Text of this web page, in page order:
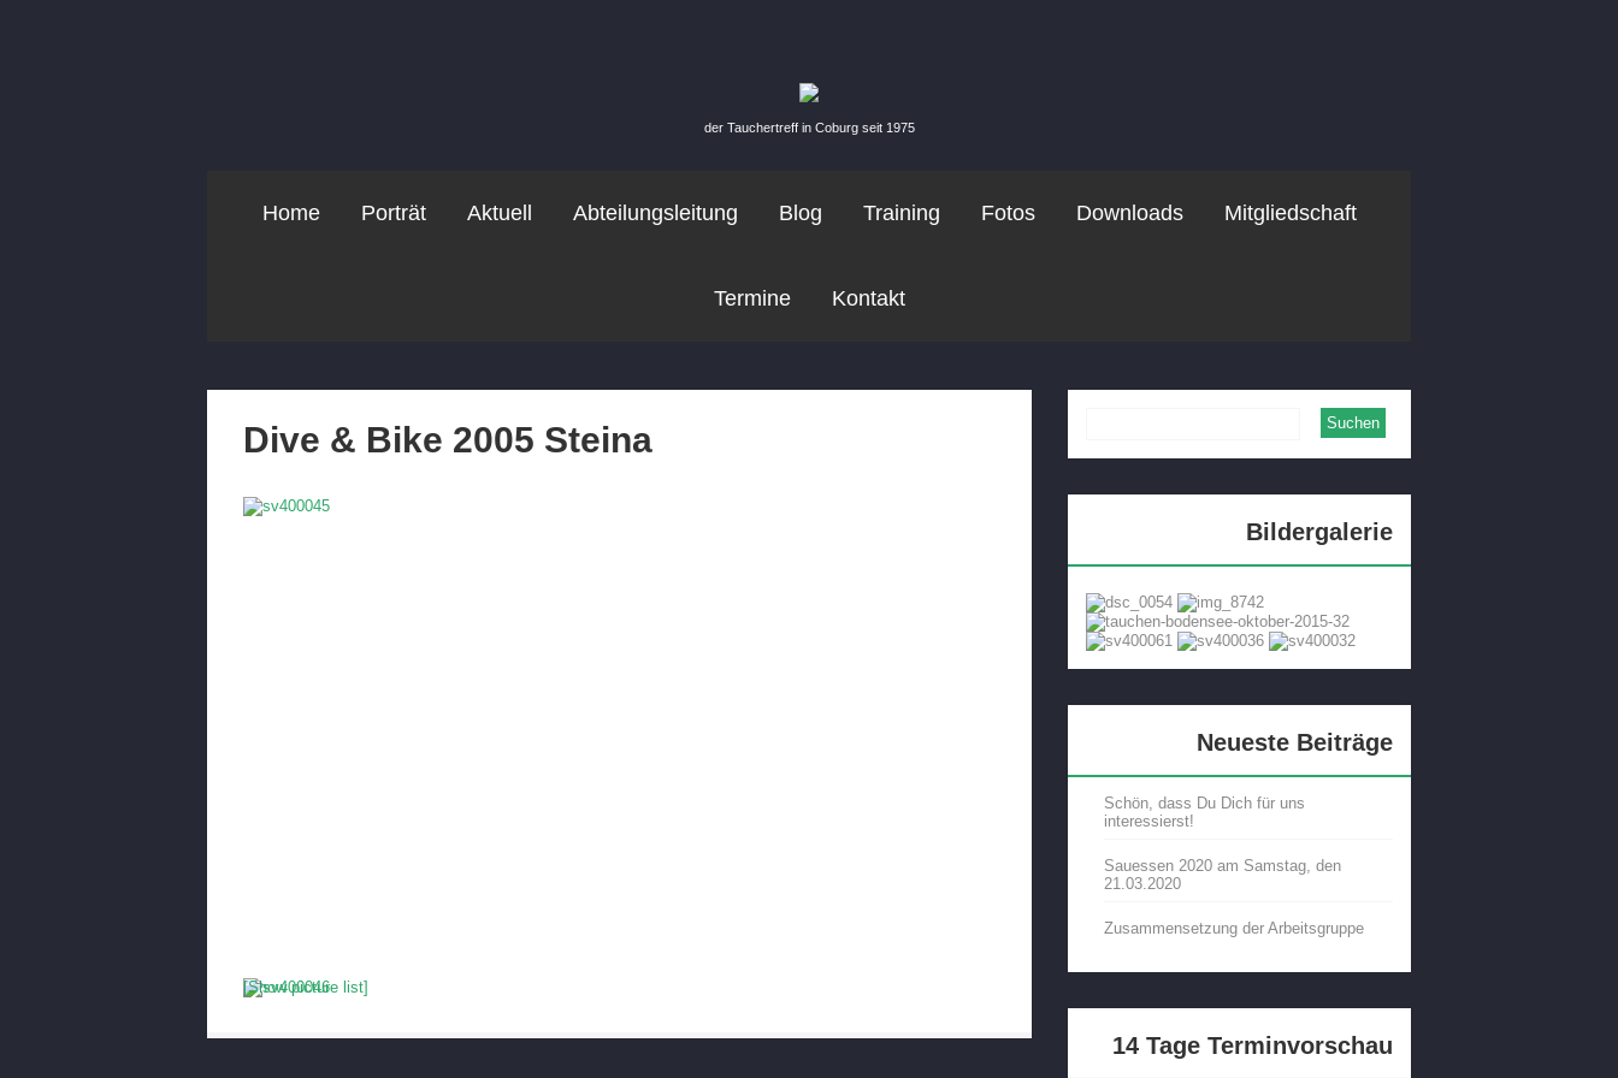
der Tauchertreff in Coburg seit 1975
Home Porträt Aktuell Abteilungsleitung Blog Training Fotos Downloads Mitgliedschaft
Termine Kontakt
Dive & Bike 2005 Steina
[Show picture list]
Bildergalerie
Neueste Beiträge
Schön, dass Du Dich für uns
interessierst!
Sauessen 2020 am Samstag, den
21.03.2020
Zusammensetzung der Arbeitsgruppe
14 Tage Terminvorschau